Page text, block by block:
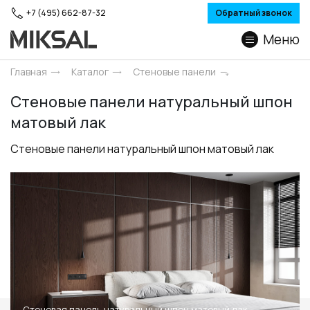
+7 (495) 662-87-32 Обратный звонок
Меню
Главная Каталог Стеновые панели
Стеновые панели натуральный шпон
матовый лак
Стеновые панели натуральный шпон матовый лак